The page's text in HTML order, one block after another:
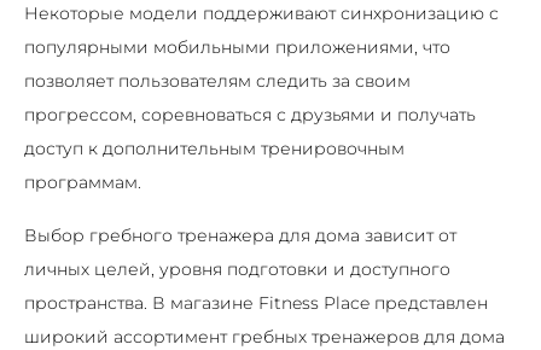
Некоторые модели поддерживают синхронизацию с
популярными мобильными приложениями, что
позволяет пользователям следить за своим
прогрессом, соревноваться с друзьями и получать
доступ к дополнительным тренировочным
программам.
Выбор гребного тренажера для дома зависит от
личных целей, уровня подготовки и доступного
пространства. В магазине Fitness Place представлен
широкий ассортимент гребных тренажеров для дома